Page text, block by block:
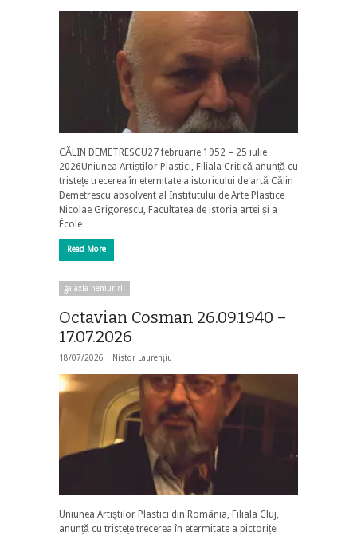
CĂLIN DEMETRESCU27 februarie 1952 – 25 iulie
2026Uniunea Artiștilor Plastici, Filiala Critică anunță cu
tristețe trecerea în eternitate a istoricului de artă Călin
Demetrescu absolvent al Institutului de Arte Plastice
Nicolae Grigorescu, Facultatea de istoria artei și a
École …
Read More
galaxia nemuririi
Octavian Cosman 26.09.1940 –
17.07.2026
18/07/2026 | Nistor Laurențiu
Uniunea Artiștilor Plastici din România, Filiala Cluj,
anunță cu tristețe trecerea în etermitate a pictoriței